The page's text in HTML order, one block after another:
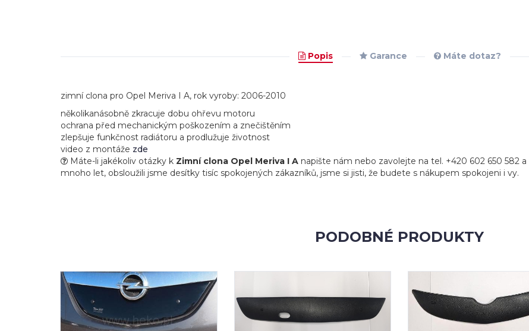
Popis Garance Máte dotaz?
zimní clona pro Opel Meriva I A, rok vyroby: 2006-2010
několikanásobně zkracuje dobu ohřevu motoru
ochrana před mechanickým poškozením a znečištěním
zlepšuje funkčnost radiátoru a prodlužuje životnost
video z montáže zde
Máte-li jakékoliv otázky k Zimní clona Opel Meriva I A napište nám nebo zavolejte na tel. +420 602 650 582
mnoho let, obsloužili jsme desítky tisíc spokojených zákazníků, jsme si jisti, že budete s nákupem spokojeni i vy.
PODOBNÉ PRODUKTY